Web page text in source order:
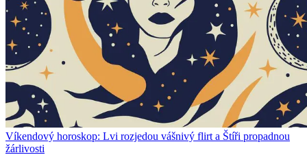
Víkendový horoskop: Lvi rozjedou vášnivý flirt a Štíři propadnou
žárlivosti